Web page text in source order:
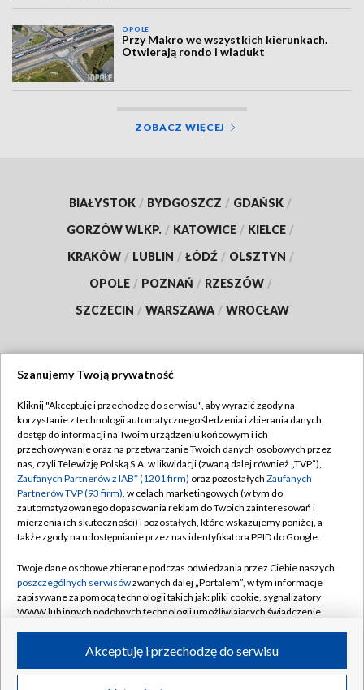
OPOLE
Przy Makro we wszystkich kierunkach.
Otwierają rondo i wiadukt
ZOBACZ WIĘCEJ
BIAŁYSTOK / BYDGOSZCZ / GDAŃSK /
GORZÓW WLKP. / KATOWICE / KIELCE /
KRAKÓW / LUBLIN / ŁÓDŹ / OLSZTYN /
OPOLE / POZNAŃ / RZESZÓW /
SZCZECIN / WARSZAWA / WROCŁAW
TVP
Abonament TVP
Emisja w TVP
Centrum informacji TVP
Naziemna Telewizja Cyfrowa
Rada Programowa
System NOS
Informacje o nadawcy
Program dla prasy
Regulamin TVP
Polityka prywatności
Moje zgody
Pomoc
Kontakt
Kanały
©2026 Telewizja Polska S.A. w likwidacji
Szanujemy Twoją prywatność
Kliknij "Akceptuję i przechodzę do serwisu", aby wyrazić zgody na
korzystanie z technologii automatycznego śledzenia i zbierania danych,
dostęp do informacji na Twoim urządzeniu końcowym i ich
przechowywanie oraz na przetwarzanie Twoich danych osobowych przez
nas, czyli Telewizję Polską S.A. w likwidacji (zwaną dalej również „TVP”),
Zaufanych Partnerów z IAB* (1201 firm) oraz pozostałych Zaufanych
Partnerów TVP (93 firm), w celach marketingowych (w tym do
zautomatyzowanego dopasowania reklam do Twoich zainteresowań i
mierzenia ich skuteczności) i pozostałych, które wskazujemy poniżej, a
także zgody na udostępnianie przez nas identyfikatora PPID do Google.
Twoje dane osobowe zbierane podczas odwiedzania przez Ciebie naszych
poszczególnych serwisówzwanych dalej „Portalem”, w tym informacje
zapisywane za pomocą technologii takich jak: pliki cookie, sygnalizatory
WWW lub innych podobnych technologii umożliwiających świadczenie
ruchu w Internecie.
Twoje dane osobowe zbierane podczas odwiedzania przez Ciebie
Akceptuję i przechodzę do serwisu